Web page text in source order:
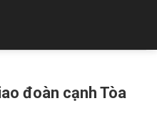
đoàn cạnh Tòa